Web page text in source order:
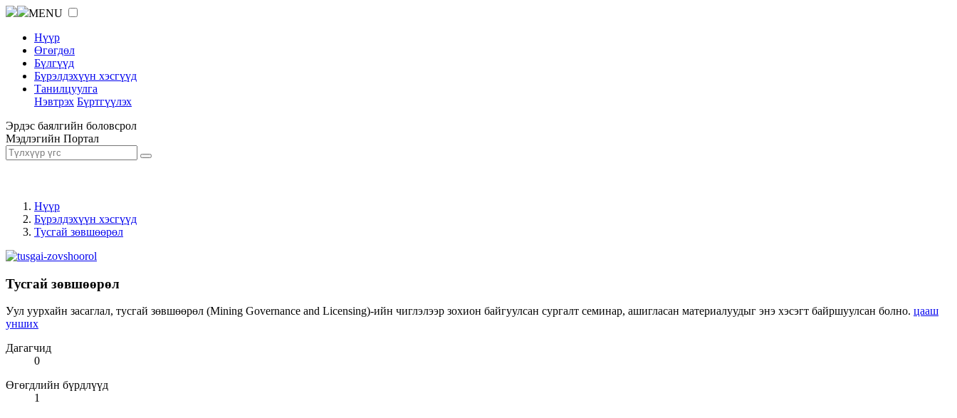
MENU
Нүүр
Өгөгдөл
Бүлгүүд
Бүрэлдэхүүн хэсгүүд
Танилцуулга
Нэвтрэх Бүртгүүлэх
Эрдэс баялгийн боловсрол
Мэдлэгийн Портал
Нүүр
Бүрэлдэхүүн хэсгүүд
Тусгай зөвшөөрөл
Тусгай зөвшөөрөл
Уул уурхайн засаглал, тусгай зөвшөөрөл (Mining Governance and Licensing)-ийн чиглэлээр зохион байгуулсан сургалт семинар, ашигласан материалуудыг энэ хэсэгт байршуулсан болно. цааш
унших
Дагагчид
0
Өгөгдлийн бүрдлүүд
1